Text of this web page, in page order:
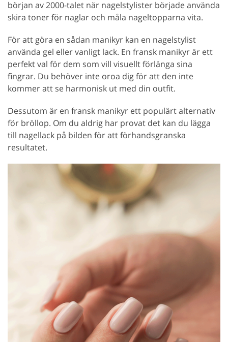
början av 2000-talet när nagelstylister började använda
skira toner för naglar och måla nageltopparna vita.
För att göra en sådan manikyr kan en nagelstylist
använda gel eller vanligt lack. En fransk manikyr är ett
perfekt val för dem som vill visuellt förlänga sina
fingrar. Du behöver inte oroa dig för att den inte
kommer att se harmonisk ut med din outfit.
Dessutom är en fransk manikyr ett populärt alternativ
för bröllop. Om du aldrig har provat det kan du lägga
till nagellack på bilden för att förhandsgranska
resultatet.